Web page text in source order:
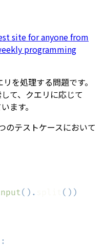
site for anyone from
programming
を処理する問題です。
て、クエリに応じて
ます。
のテストケースにおいて
( ) . ( ) )
: